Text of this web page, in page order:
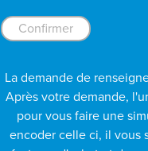
Confirmer
La demande de
Après votre demande,
pour vous faire une
encoder celle ci, il vous